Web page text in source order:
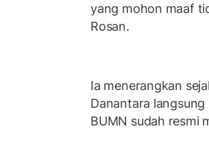
yang mohon maaf
Rosan.
Ia menerangkan
Danantara
BUMN sudah resmi